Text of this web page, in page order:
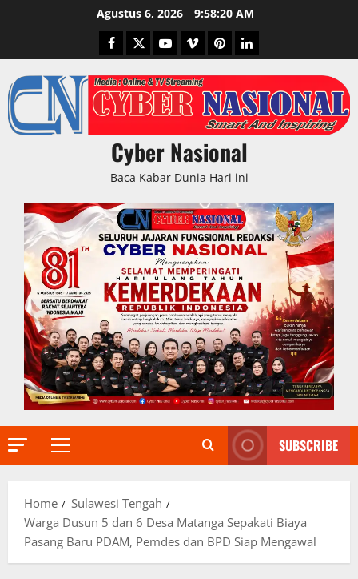
Agustus 6, 2026 9:58:21 AM
Facebook
TwitterYoutubeVimeoPinterestLinkedIn
Cyber Nasional
Baca Kabar Dunia Hari ini
Primary
SUBSCRIBE
Home
Sulawesi Tengah
Warga Dusun 5 dan 6 Desa Matanga Sepakati Biaya
Pasang Baru PDAM, Pemdes dan BPD Siap Mengawal